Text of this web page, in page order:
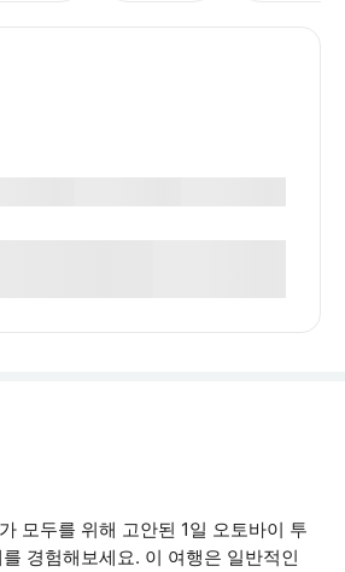
모두를 위해 고안된 1일 오토바이 투
경험해보세요. 이 여행은 일반적인